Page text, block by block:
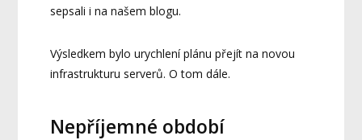
sepsali i na našem blogu.
Výsledkem bylo urychlení plánu přejít na novou
infrastrukturu serverů. O tom dále.
Nepříjemné období